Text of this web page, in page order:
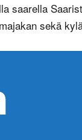
saarella
sekä